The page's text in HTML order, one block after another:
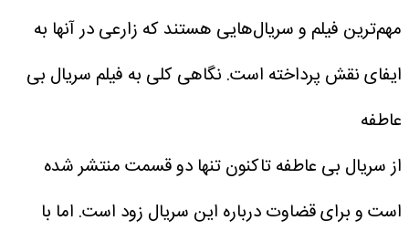
مهم‌ترین فیلم و سریال‌هایی هستند که زارعی در آنها به
ایفای نقش پرداخته است. نگاهی کلی به فیلم سریال بی
عاطفه
از سریال بی عاطفه تاکنون تنها دو قسمت منتشر شده
است و برای قضاوت درباره این سریال زود است. اما با